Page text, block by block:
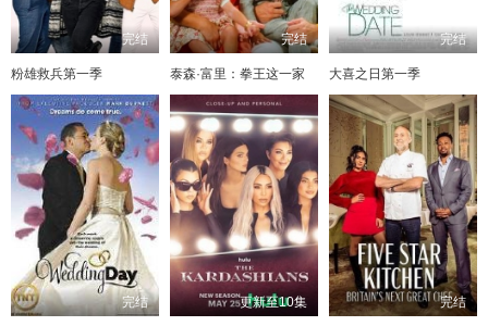
完结
粉雄救兵第一季
完结
泰森·富里：拳王这一家
完结
大喜之日第一季
完结 更新至10集 完结